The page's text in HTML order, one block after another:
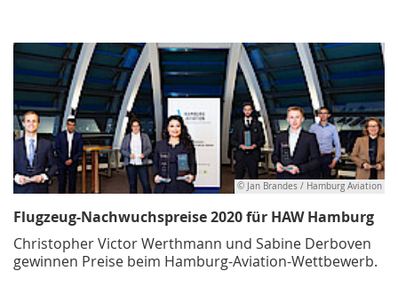
© Jan Brandes / Hamburg Aviation
Flugzeug-Nachwuchspreise 2020 für HAW Hamburg
Christopher Victor Werthmann und Sabine Derboven
gewinnen Preise beim Hamburg-Aviation-Wettbewerb.